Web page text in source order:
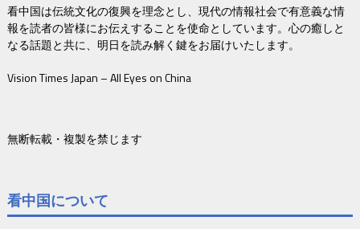
看中国は伝統文化の復興を理念とし、現代の情報社会で有意義な情
報を読者の皆様にお伝えすることを使命としています。心の癒しと
なる話題と共に、明日を読み解く鍵をお届けいたします。
Vision Times Japan – All Eyes on China
無断転載・複製を禁じます
看中国について